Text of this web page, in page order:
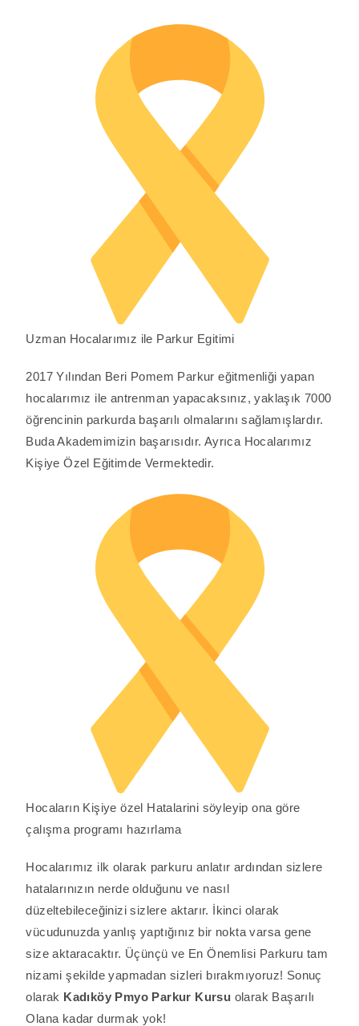
Uzman Hocalarımız ile Parkur Egitimi
2017 Yılından Beri Pomem Parkur eğitmenliği yapan
hocalarımız ile antrenman yapacaksınız, yaklaşık 7000
öğrencinin parkurda başarılı olmalarını sağlamışlardır.
Buda Akademimizin başarısıdır. Ayrıca Hocalarımız
Kişiye Özel Eğitimde Vermektedir.
Hocaların Kişiye özel Hatalarini söyleyip ona göre
çalışma programı hazırlama
Hocalarımız ilk olarak parkuru anlatır ardından sizlere
hatalarınızın nerde olduğunu ve nasıl
düzeltebileceğinizi sizlere aktarır. İkinci olarak
vücudunuzda yanlış yaptığınız bir nokta varsa gene
size aktaracaktır. Üçünçü ve En Önemlisi Parkuru tam
nizami şekilde yapmadan sizleri bırakmıyoruz! Sonuç
olarak Kadıköy Pmyo Parkur Kursu olarak Başarılı
Olana kadar durmak yok!